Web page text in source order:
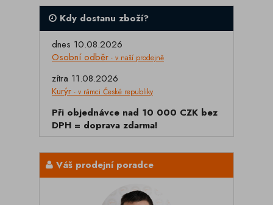
Kdy dostanu zboží?
dnes 10.08.2026
Osobní odběr - v naší prodejně
zítra 11.08.2026
Kurýr - v rámci České republiky
Při objednávce nad 10 000 CZK bez
DPH = doprava zdarma!
Váš prodejní poradce